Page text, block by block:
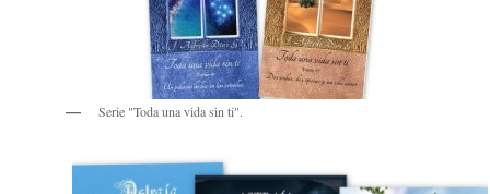
Serie "Toda una vida sin ti".